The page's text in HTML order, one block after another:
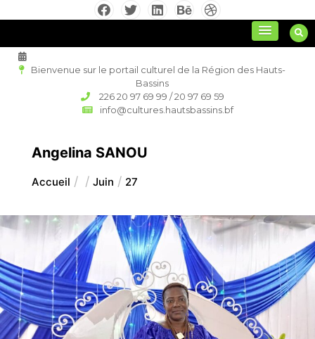
culture régionale
Bienvenue sur le portail culturel de la Région des Hauts-
Bassins
226 20 97 69 99 / 20 97 69 59
info@cultures.hautsbassins.bf
Angelina SANOU
Accueil Juin 27